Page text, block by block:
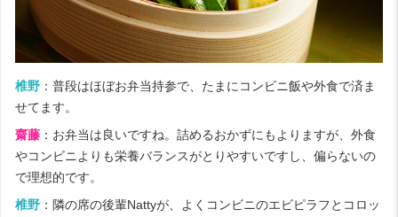
椎野 ：普段はほぼお弁当持参で、たまにコンビニ飯や外食で済ま
せてます。
齋藤 ：お弁当は良いですね。詰めるおかずにもよりますが、外食
やコンビニよりも栄養バランスがとりやすいですし、偏らないの
で理想的です。
椎野 ：隣の席の後輩Nattyが、よくコンビニのエビピラフとコロッ